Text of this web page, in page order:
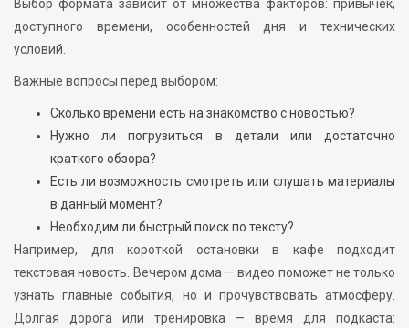
Выбор формата зависит от множества факторов: привычек,
доступного времени, особенностей дня и технических
условий.
Важные вопросы перед выбором:
Сколько времени есть на знакомство с новостью?
Нужно ли погрузиться в детали или достаточно
краткого обзора?
Есть ли возможность смотреть или слушать материалы
в данный момент?
Необходим ли быстрый поиск по тексту?
Например, для короткой остановки в кафе подходит
текстовая новость. Вечером дома — видео поможет не только
узнать главные события, но и прочувствовать атмосферу.
Долгая дорога или тренировка — время для подкаста: